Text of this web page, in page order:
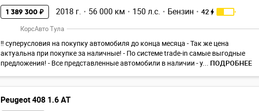
1 389 300 ₽ 2018 г. 56 000 км 150 л.с. Бензин 42
КорсАвто Тула
‼ суперусловия на покупку автомобиля до конца месяца - Так же цена
актуальна при покупке за наличные! - По системе trade-in самые выгодные
предложения! - Все представленные автомобили в наличии - у... ПОДРОБНЕЕ
Peugeot 408 1.6 AT